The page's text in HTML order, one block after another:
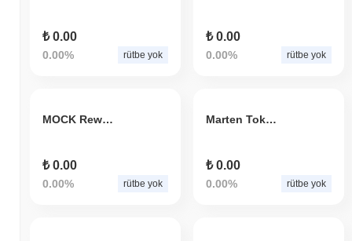
₺ 0.00
0.00% rütbe yok
₺ 0.00
0.00% rütbe yok
MOCK Reward Token
₺ 0.00
0.00% rütbe yok
Marten Token
₺ 0.00
0.00% rütbe yok